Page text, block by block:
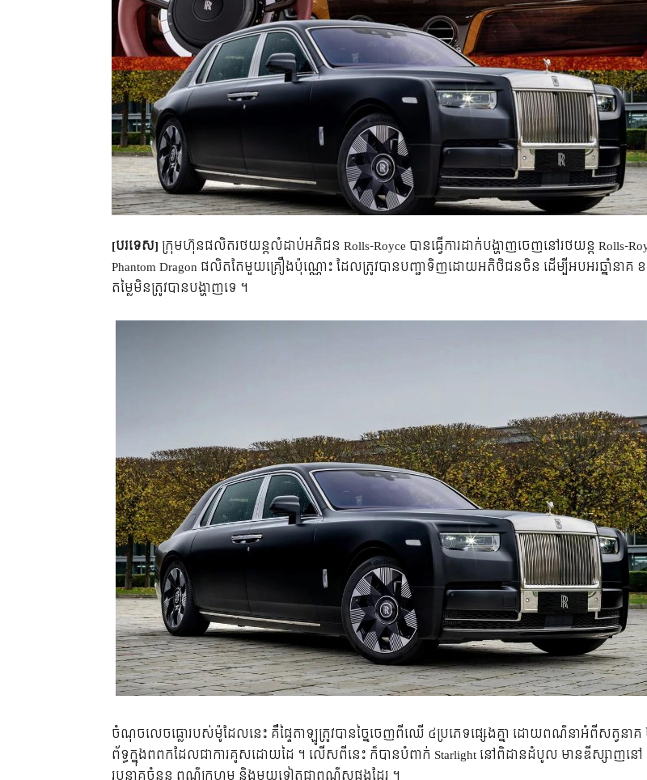
[បរទេស] ក្រុមហ៊ុនផលិតរថយន្តលំដាប់អភិជន Rolls-Royce បានធ្វើការដាក់បង្ហាញចេញនៅរថយន្ត Rolls-
Phantom Dragon ផលិតតែមួយគ្រឿងប៉ុណ្ណោះ ដែលត្រូវបានបញ្ជាទិញដោយអតិថិជនចិន ដើម្បីអបអរឆ្នាំនាគ
តម្លៃមិនត្រូវបានបង្ហាញទេ ។
ចំណុចលេចធ្លោរបស់ម៉ូដែលនេះ គឺផ្ទៃតាឡូត្រូវបានច្នៃចេញពីឈើ ៤ប្រភេទផ្សេងគ្នា ដោយពណ៌នាអំពីសត្វនាគ
ព័ទ្ធក្នុងពពកដែលជាការគូសដោយដៃ ។ លើសពីនេះ ក៏បានបំពាក់ Starlight នៅពិដានដំបូល មានឌីស្សាញនៅ